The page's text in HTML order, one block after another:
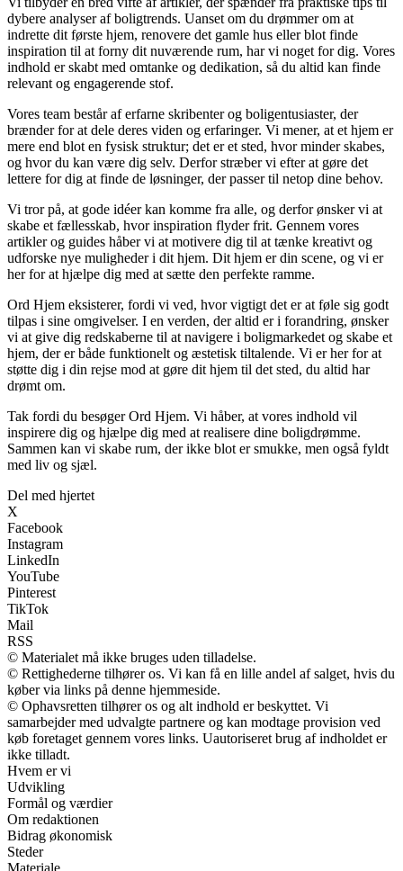
dybere analyser af boligtrends. Uanset om du drømmer om at
indrette dit første hjem, renovere det gamle hus eller blot finde
inspiration til at forny dit nuværende rum, har vi noget for dig. Vores
indhold er skabt med omtanke og dedikation, så du altid kan finde
relevant og engagerende stof.
Vores team består af erfarne skribenter og boligentusiaster, der
brænder for at dele deres viden og erfaringer. Vi mener, at et hjem er
mere end blot en fysisk struktur; det er et sted, hvor minder skabes,
og hvor du kan være dig selv. Derfor stræber vi efter at gøre det
lettere for dig at finde de løsninger, der passer til netop dine behov.
Vi tror på, at gode idéer kan komme fra alle, og derfor ønsker vi at
skabe et fællesskab, hvor inspiration flyder frit. Gennem vores
artikler og guides håber vi at motivere dig til at tænke kreativt og
udforske nye muligheder i dit hjem. Dit hjem er din scene, og vi er
her for at hjælpe dig med at sætte den perfekte ramme.
Ord Hjem eksisterer, fordi vi ved, hvor vigtigt det er at føle sig godt
tilpas i sine omgivelser. I en verden, der altid er i forandring, ønsker
vi at give dig redskaberne til at navigere i boligmarkedet og skabe et
hjem, der er både funktionelt og æstetisk tiltalende. Vi er her for at
støtte dig i din rejse mod at gøre dit hjem til det sted, du altid har
drømt om.
Tak fordi du besøger Ord Hjem. Vi håber, at vores indhold vil
inspirere dig og hjælpe dig med at realisere dine boligdrømme.
Sammen kan vi skabe rum, der ikke blot er smukke, men også fyldt
med liv og sjæl.
Del med hjertet
X
Facebook
Instagram
LinkedIn
YouTube
Pinterest
TikTok
Mail
RSS
© Materialet må ikke bruges uden tilladelse.
© Rettighederne tilhører os. Vi kan få en lille andel af salget, hvis du
køber via links på denne hjemmeside.
© Ophavsretten tilhører os og alt indhold er beskyttet. Vi
samarbejder med udvalgte partnere og kan modtage provision ved
køb foretaget gennem vores links. Uautoriseret brug af indholdet er
ikke tilladt.
Hvem er vi
Udvikling
Formål og værdier
Om redaktionen
Bidrag økonomisk
Steder